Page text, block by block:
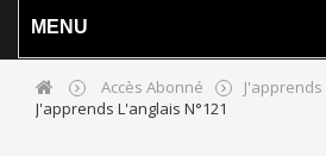
MENU
Accès Abonné
J'apprends L'anglais N°121